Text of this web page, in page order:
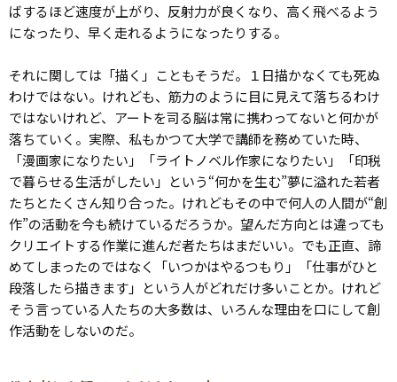
ばするほど速度が上がり、反射力が良くなり、高く飛べるよう
になったり、早く走れるようになったりする。
それに関しては「描く」こともそうだ。１日描かなくても死ぬ
わけではない。けれども、筋力のように目に見えて落ちるわけ
ではないけれど、アートを司る脳は常に携わってないと何かが
落ちていく。実際、私もかつて大学で講師を務めていた時、
「漫画家になりたい」「ライトノベル作家になりたい」「印税
で暮らせる生活がしたい」という“何かを生む”夢に溢れた若者
たちとたくさん知り合った。けれどもその中で何人の人間が“創
作”の活動を今も続けているだろうか。望んだ方向とは違っても
クリエイトする作業に進んだ者たちはまだいい。でも正直、諦
めてしまったのではなく「いつかはやるつもり」「仕事がひと
段落したら描きます」という人がどれだけ多いことか。けれど
そう言っている人たちの大多数は、いろんな理由を口にして創
作活動をしないのだ。